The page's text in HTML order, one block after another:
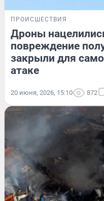
ПРОИСШЕСТВИЯ
Дроны
повреждение
закрыли для
атаке
20 июня, 2026, 15:10 872